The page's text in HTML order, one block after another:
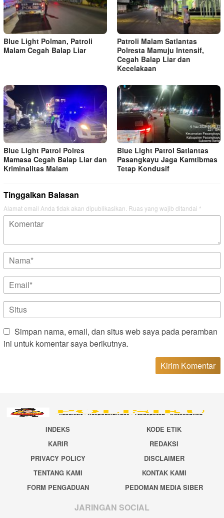
Blue Light Polman, Patroli
Malam Cegah Balap Liar
Patroli Malam Satlantas
Polresta Mamuju Intensif,
Cegah Balap Liar dan
Kecelakaan
Blue Light Patrol Polres
Mamasa Cegah Balap Liar dan
Kriminalitas Malam
Blue Light Patrol Satlantas
Pasangkayu Jaga Kamtibmas
Tetap Kondusif
Tinggalkan Balasan
Alamat email Anda tidak akan dipublikasikan. Ruas yang wajib ditandai *
Simpan nama, email, dan situs web saya pada peramban
ini untuk komentar saya berikutnya.
INDEKS
KODE ETIK
KARIR
REDAKSI
PRIVACY POLICY
DISCLAIMER
TENTANG KAMI
KONTAK KAMI
FORM PENGADUAN
PEDOMAN MEDIA SIBER
JARINGAN SOCIAL